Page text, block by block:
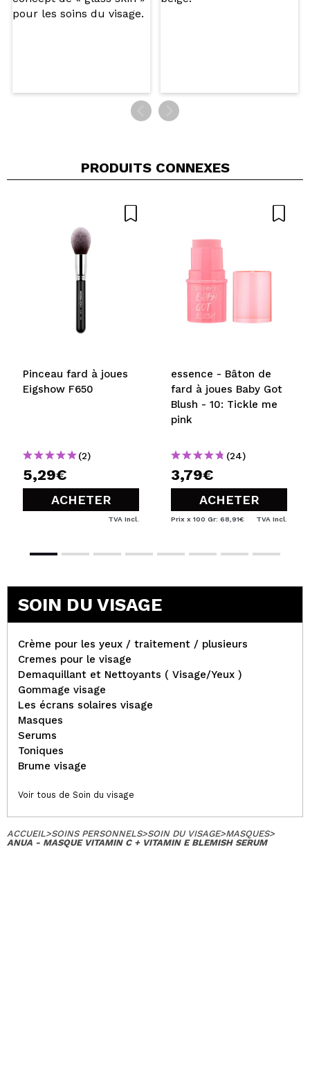
PRODUITS CONNEXES
Pinceau fard à joues
Eigshow F650
(2)
5,29€
ACHETER
TVA Incl.
essence - Bâton de
fard à joues Baby Got
Blush - 10: Tickle me
pink
(24)
3,79€
ACHETER
Prix x 100 Gr: 68,91€ TVA Incl.
SOIN DU VISAGE
Crème pour les yeux / traitement / plusieurs
Cremes pour le visage
Demaquillant et Nettoyants ( Visage/Yeux )
Gommage visage
Les écrans solaires visage
Masques
Serums
Toniques
Brume visage
Voir tous de Soin du visage
ACCUEIL>SOINS PERSONNELS>SOIN DU VISAGE>MASQUES>
ANUA - MASQUE VITAMIN C + VITAMIN E BLEMISH SERUM